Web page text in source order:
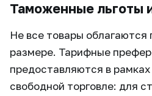
Таможенные льготы
Не все товары
размере. Тарифные
предоставляются в
свободной торговле: для